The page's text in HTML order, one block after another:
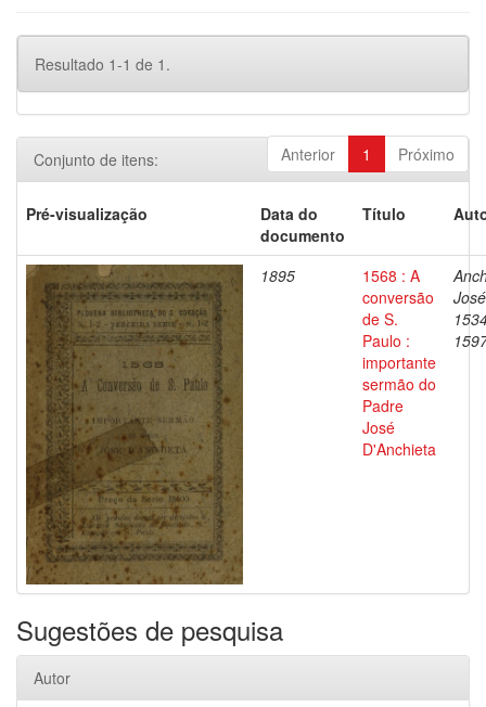
Resultado 1-1 de 1.
Anterior 1 Próximo
Conjunto de itens:
Pré-visualização
Data do
documento
Título
1895
1568 : A
conversão
de S.
Paulo :
importante
sermão do
Padre
José
D'Anchieta
Sugestões de pesquisa
Autor